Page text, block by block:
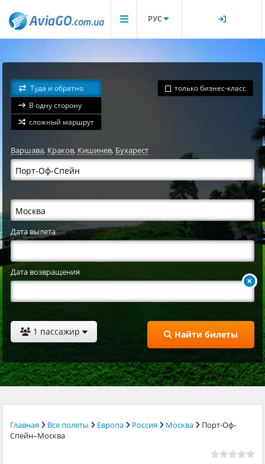
РУС
Туда и обратно
В одну сторону
сложный маршрут
только бизнес-класс
Варшава, Краков,Кишинев,Бухарест
Дата вылета
Дата возвращения
1 пассажир Найти билеты
Главная Все полеты Европа Россия Москва
Порт-Оф-
Спейн–Москва